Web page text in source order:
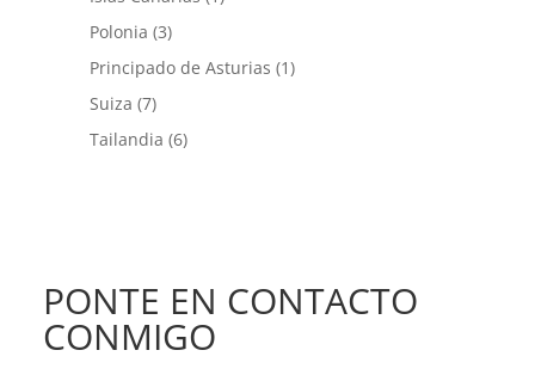
Polonia (3)
Principado de Asturias (1)
Suiza (7)
Tailandia (6)
PONTE EN CONTACTO
CONMIGO